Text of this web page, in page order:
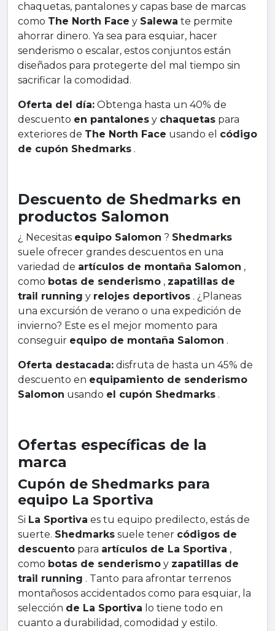
chaquetas, pantalones y capas base de marcas
como The North Face y Salewa te permite
ahorrar dinero. Ya sea para esquiar, hacer
senderismo o escalar, estos conjuntos están
diseñados para protegerte del mal tiempo sin
sacrificar la comodidad.
Oferta del día: Obtenga hasta un 40% de
descuento en pantalones y chaquetas para
exteriores de The North Face usando el código
de cupón Shedmarks .
Descuento de Shedmarks en
productos Salomon
¿ Necesitas equipo Salomon ? Shedmarks
suele ofrecer grandes descuentos en una
variedad de artículos de montaña Salomon ,
como botas de senderismo , zapatillas de
trail running y relojes deportivos . ¿Planeas
una excursión de verano o una expedición de
invierno? Este es el mejor momento para
conseguir equipo de montaña Salomon .
Oferta destacada: disfruta de hasta un 45% de
descuento en equipamiento de senderismo
Salomon usando el cupón Shedmarks .
Ofertas específicas de la
marca
Cupón de Shedmarks para
equipo La Sportiva
Si La Sportiva es tu equipo predilecto, estás de
suerte. Shedmarks suele tener códigos de
descuento para artículos de La Sportiva ,
como botas de senderismo y zapatillas de
trail running . Tanto para afrontar terrenos
montañosos accidentados como para esquiar, la
selección de La Sportiva lo tiene todo en
cuanto a durabilidad, comodidad y estilo.